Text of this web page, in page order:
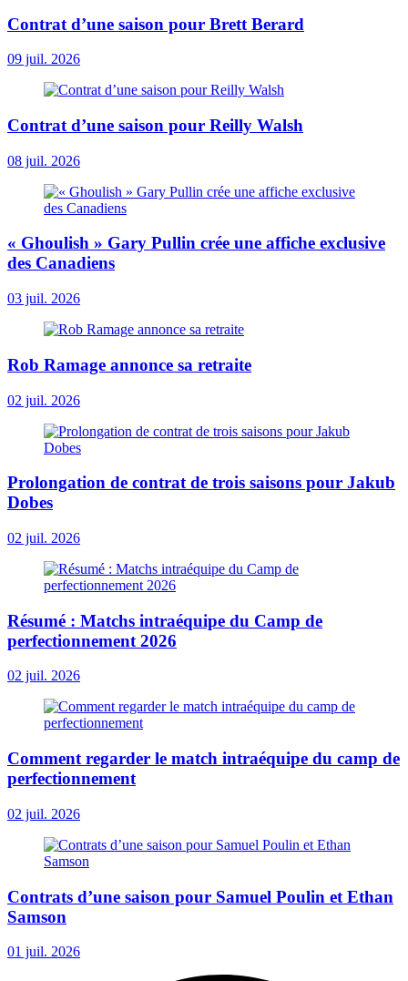
Contrat d’une saison pour Brett Berard
09 juil. 2026
Contrat d’une saison pour Reilly Walsh
08 juil. 2026
« Ghoulish » Gary Pullin crée une affiche exclusive
des Canadiens
03 juil. 2026
Rob Ramage annonce sa retraite
02 juil. 2026
Prolongation de contrat de trois saisons pour Jakub
Dobes
02 juil. 2026
Résumé : Matchs intraéquipe du Camp de
perfectionnement 2026
02 juil. 2026
Comment regarder le match intraéquipe du camp de
perfectionnement
02 juil. 2026
Contrats d’une saison pour Samuel Poulin et Ethan
Samson
01 juil. 2026